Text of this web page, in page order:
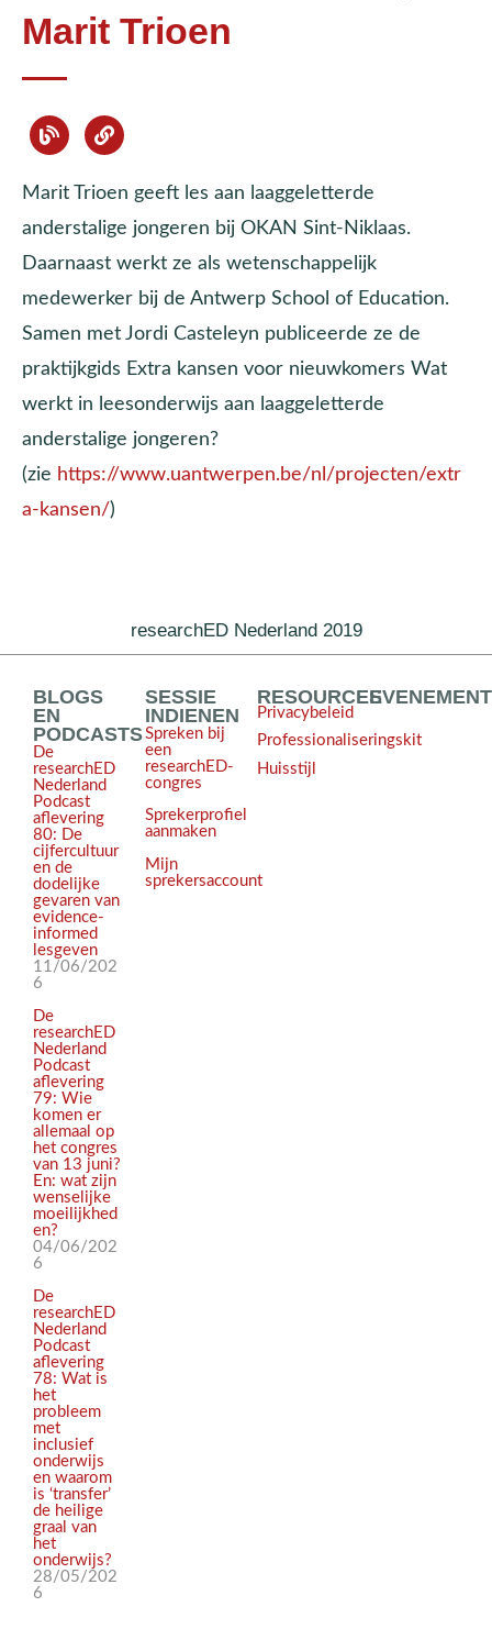
Marit Trioen
Marit Trioen geeft les aan laaggeletterde
anderstalige jongeren bij OKAN Sint-Niklaas.
Daarnaast werkt ze als wetenschappelijk
medewerker bij de Antwerp School of Education.
Samen met Jordi Casteleyn publiceerde ze de
praktijkgids Extra kansen voor nieuwkomers Wat
werkt in leesonderwijs aan laaggeletterde
anderstalige jongeren?
(zie https://www.uantwerpen.be/nl/projecten/extr
a-kansen/)
researchED Nederland 2019
BLOGS
EN
PODCASTS
De
researchED
Nederland
Podcast
aflevering
80: De
cijfercultuur
en de
dodelijke
gevaren van
evidence-
informed
lesgeven
11/06/202
6
De
researchED
Nederland
Podcast
aflevering
79: Wie
komen er
allemaal op
het congres
van 13 juni?
En: wat zijn
wenselijke
moeilijkhed
en?
04/06/202
6
De
researchED
Nederland
Podcast
aflevering
78: Wat is
het
probleem
met
inclusief
onderwijs
en waarom
is ‘transfer’
de heilige
graal van
het
onderwijs?
28/05/202
6
SESSIE
INDIENEN
Spreken bij
een
researchED-
congres
Sprekerprofiel
aanmaken
Mijn
sprekersaccount
RESOURCES
Privacybeleid
Professionaliseringskit
Huisstijl